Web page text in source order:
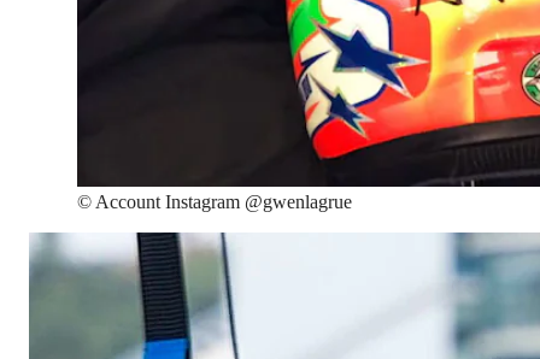
© Account Instagram @gwenlagrue